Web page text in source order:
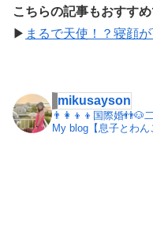
こちらの記事もおすすめ
▶︎ まるで天使！？寝顔
mikusayson
👨‍👩‍👦‍👦国際婚👬🐶
My blog【息子とわん